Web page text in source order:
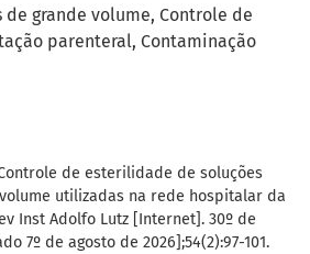
grande volume Controle de
parenteral Contaminação
Controle de esterilidade de soluções
utilizadas na rede hospitalar da
Inst Adolfo Lutz [Internet]. 30º de
7º de agosto de 2026];54(2):97-101.